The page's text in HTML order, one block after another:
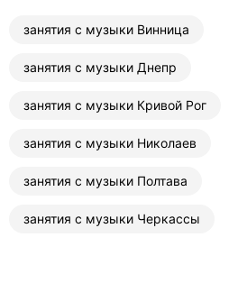
занятия с музыки Винница
занятия с музыки Днепр
занятия с музыки Кривой Рог
занятия с музыки Николаев
занятия с музыки Полтава
занятия с музыки Черкассы